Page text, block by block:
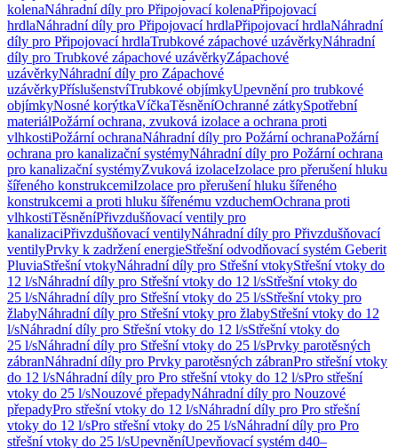
kolenaNáhradní díly pro Připojovací kolenaPřipojovací
hrdlaNáhradní díly pro Připojovací hrdlaPřipojovací hrdlaNáhradní
díly pro Připojovací hrdlaTrubkové zápachové uzávěrkyNáhradní
díly pro Trubkové zápachové uzávěrkyZápachové
uzávěrkyNáhradní díly pro Zápachové
uzávěrkyPříslušenstvíTrubkové objímkyUpevnění pro trubkové
objímkyNosné korýtkaVíčkaTěsněníOchranné zátkySpotřební
materiálPožární ochrana, zvuková izolace a ochrana proti
vlhkostiPožární ochranaNáhradní díly pro Požární ochranaPožární
ochrana pro kanalizační systémyNáhradní díly pro Požární ochrana
pro kanalizační systémyZvuková izolaceIzolace pro přerušení hluku
šířeného konstrukcemiIzolace pro přerušení hluku šířeného
konstrukcemi a proti hluku šířenému vzduchemOchrana proti
vlhkostiTěsněníPřivzdušňovací ventily pro
kanalizaciPřivzdušňovací ventilyNáhradní díly pro Přivzdušňovací
ventilyPrvky k zadržení energieStřešní odvodňovací systém Geberit
PluviaStřešní vtokyNáhradní díly pro Střešní vtokyStřešní vtoky do
12 l/sNáhradní díly pro Střešní vtoky do 12 l/sStřešní vtoky do
25 l/sNáhradní díly pro Střešní vtoky do 25 l/sStřešní vtoky pro
žlabyNáhradní díly pro Střešní vtoky pro žlabyStřešní vtoky do 12
l/sNáhradní díly pro Střešní vtoky do 12 l/sStřešní vtoky do
25 l/sNáhradní díly pro Střešní vtoky do 25 l/sPrvky parotěsných
zábranNáhradní díly pro Prvky parotěsných zábranPro střešní vtoky
do 12 l/sNáhradní díly pro Pro střešní vtoky do 12 l/sPro střešní
vtoky do 25 l/sNouzové přepadyNáhradní díly pro Nouzové
přepadyPro střešní vtoky do 12 l/sNáhradní díly pro Pro střešní
vtoky do 12 l/sPro střešní vtoky do 25 l/sNáhradní díly pro Pro
střešní vtoky do 25 l/sUpevněníUpevňovací systém d40–